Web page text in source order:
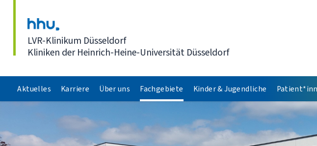
LVR-Klinikum Düsseldorf
Kliniken der Heinrich-Heine-Universität Düsseldorf
Aktuelles Karriere Über uns Fachgebiete Kinder & Jugendliche